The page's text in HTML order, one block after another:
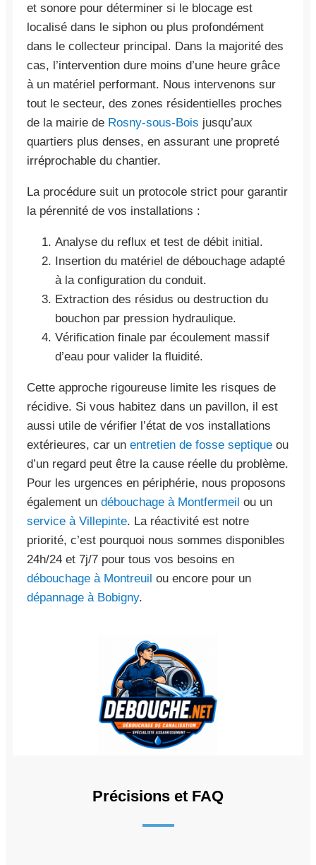
et sonore pour déterminer si le blocage est
localisé dans le siphon ou plus profondément
dans le collecteur principal. Dans la majorité des
cas, l’intervention dure moins d’une heure grâce
à un matériel performant. Nous intervenons sur
tout le secteur, des zones résidentielles proches
de la mairie de Rosny-sous-Bois jusqu’aux
quartiers plus denses, en assurant une propreté
irréprochable du chantier.
La procédure suit un protocole strict pour garantir
la pérennité de vos installations :
Analyse du reflux et test de débit initial.
Insertion du matériel de débouchage adapté
à la configuration du conduit.
Extraction des résidus ou destruction du
bouchon par pression hydraulique.
Vérification finale par écoulement massif
d’eau pour valider la fluidité.
Cette approche rigoureuse limite les risques de
récidive. Si vous habitez dans un pavillon, il est
aussi utile de vérifier l’état de vos installations
extérieures, car un entretien de fosse septique ou
d’un regard peut être la cause réelle du problème.
Pour les urgences en périphérie, nous proposons
également un débouchage à Montfermeil ou un
service à Villepinte. La réactivité est notre
priorité, c’est pourquoi nous sommes disponibles
24h/24 et 7j/7 pour tous vos besoins en
débouchage à Montreuil ou encore pour un
dépannage à Bobigny.
Précisions et FAQ